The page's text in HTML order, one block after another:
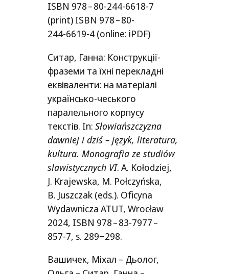
ISBN 978 – 80-244‑6618‑7
(print) ISBN 978 – 80-
244‑6619‑4 (onli­ne: iPDF)
Ситар, Ганна: Конструкції-
фраземи та їхні перекладні
еквіваленти: на матеріалі
українсько-чеського
паралельного корпусу
текстів. In:Słowiańszczyzna
daw­niej i dziś – język, lite­ra­tu­ra,
kul­tu­ra. Monografia ze stu­di­ów
sla­wis­ty­cz­nych VI. A. Kołodziej,
J. Krajewska, M. Połczyńska,
B. Juszczak (eds.). Oficyna
WydawniczaATUT, Wrocław
2024, ISBN 978 – 83-7977 –
857‑7, s. 289‒298.
Вашичек, Міхал – Дьолог,